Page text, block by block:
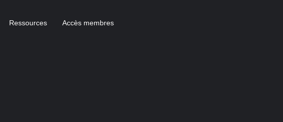
Ressources Accès membres